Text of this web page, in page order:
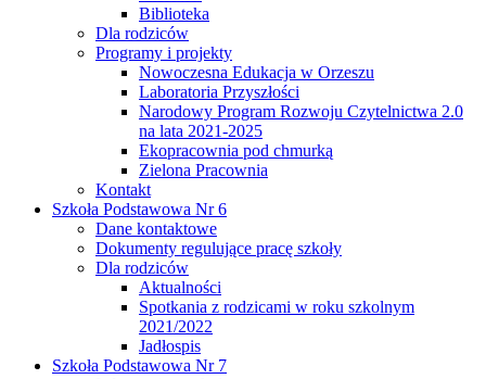
Biblioteka
Dla rodziców
Programy i projekty
Nowoczesna Edukacja w Orzeszu
Laboratoria Przyszłości
Narodowy Program Rozwoju Czytelnictwa 2.0
na lata 2021-2025
Ekopracownia pod chmurką
Zielona Pracownia
Kontakt
Szkoła Podstawowa Nr 6
Dane kontaktowe
Dokumenty regulujące pracę szkoły
Dla rodziców
Aktualności
Spotkania z rodzicami w roku szkolnym
2021/2022
Jadłospis
Szkoła Podstawowa Nr 7